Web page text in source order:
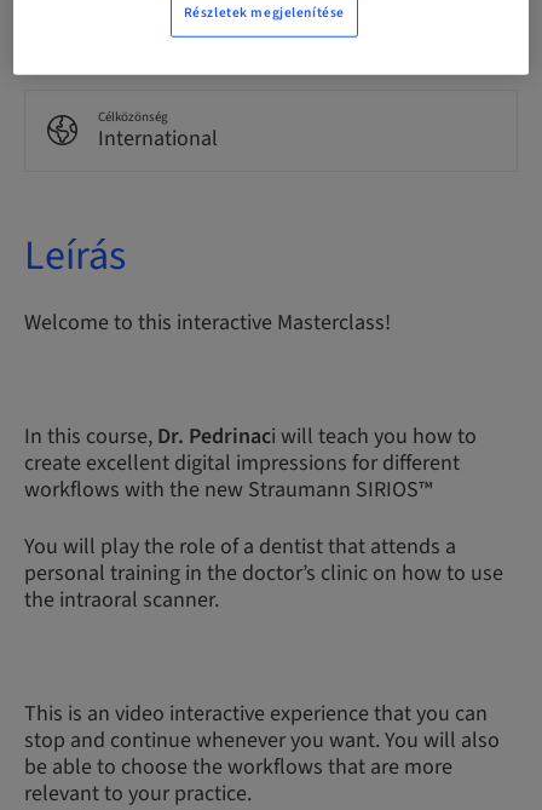
Kézbesítési mód
eLearning
Célközönség
International
Leírás
Welcome to this interactive Masterclass!
In this course, Dr. Pedrinaci will teach you how to
create excellent digital impressions for different
workflows with the new Straumann SIRIOS™
You will play the role of a dentist that attends a
personal training in the doctor’s clinic on how to use
the intraoral scanner.
This is an video interactive experience that you can
stop and continue whenever you want. You will also
be able to choose the workflows that are more
relevant to your practice.
Részletek megjelenítése